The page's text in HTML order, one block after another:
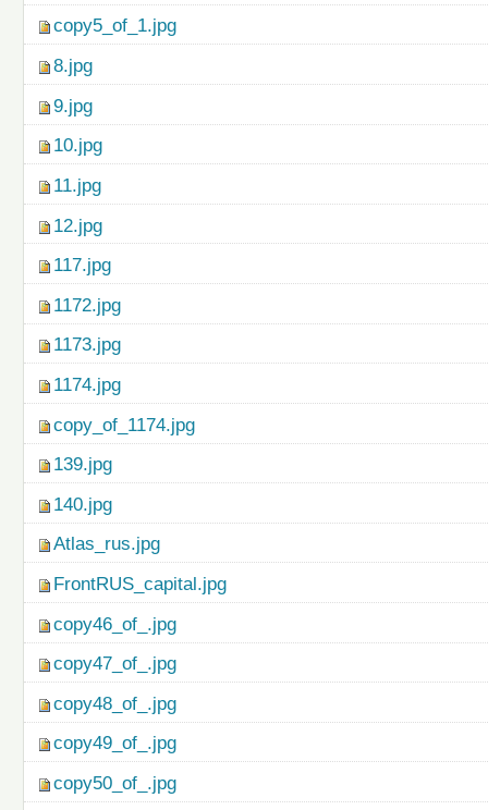
copy5_of_1.jpg
8.jpg
9.jpg
10.jpg
11.jpg
12.jpg
117.jpg
1172.jpg
1173.jpg
1174.jpg
copy_of_1174.jpg
139.jpg
140.jpg
Atlas_rus.jpg
FrontRUS_capital.jpg
copy46_of_.jpg
copy47_of_.jpg
copy48_of_.jpg
copy49_of_.jpg
copy50_of_.jpg